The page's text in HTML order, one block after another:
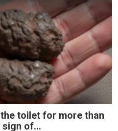
toilet for more than
of...